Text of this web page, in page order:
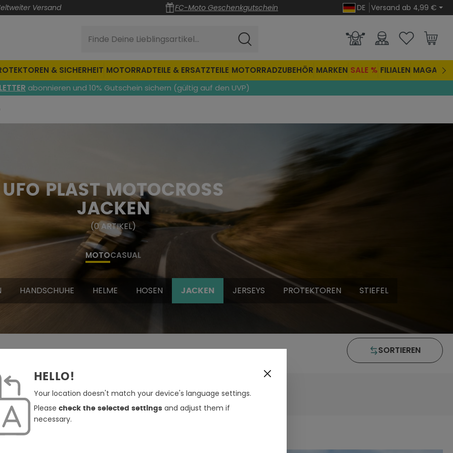
Versand FC-Moto Geschenkgutschein DE Versand ab 4,99 €
Finde Deine Lieblingsartikel...
& SICHERHEIT MOTORRADTEILE & ERSATZTEILE MOTORRADZUBEHÖR MARKEN SALE % FILIALEN MAGAZIN
abonnieren und 10% Gutschein sichern (gültig auf den UVP)
UFO PLAST MOTOCROSS
JACKEN
(0 ARTIKEL)
MOTOCASUAL
HANDSCHUHE HELME HOSEN JACKEN JERSEYS PROTEKTOREN STIEFEL
SORTIEREN
HELLO!
Your location doesn't match your device's language settings.
Please check the selected settingsand adjust them if
necessary.